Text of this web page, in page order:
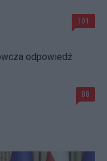
101
odpowiedź
88